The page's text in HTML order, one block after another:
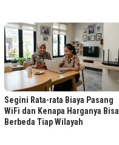
Segini Rata-rata Biaya Pasang
WiFi dan Kenapa Harganya Bisa
Berbeda Tiap Wilayah